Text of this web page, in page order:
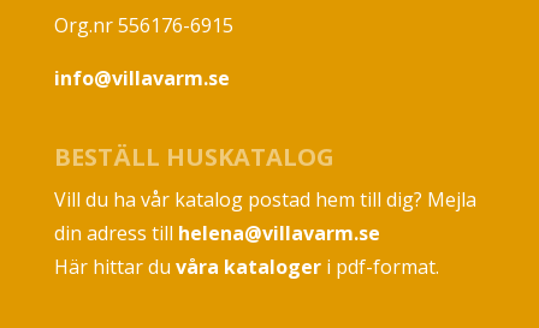
Org.nr 556176-6915
info@villavarm.se
BESTÄLL HUSKATALOG
Vill du ha vår katalog postad hem till dig? Mejla
din adress till helena@villavarm.se
Här hittar du våra katalogeri pdf-format.